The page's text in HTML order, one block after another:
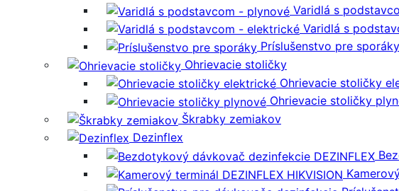
Varidlá s
Varidlá s
Príslušenstvo pre sporáky
Ohrievacie stoličky
Ohrievacie stoličky
Ohrievacie stoličky
Škrabky zemiakov
Dezinflex